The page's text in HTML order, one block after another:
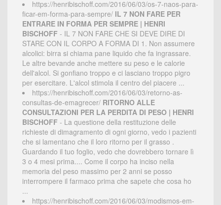
https://henribischoff.com/2016/06/03/os-7-naos-para-
ficar-em-forma-para-sempre/ IL 7 NON FARE PER
ENTRARE IN FORMA PER SEMPRE | HENRI
BISCHOFF - IL 7 NON FARE CHE SI DEVE DIRE DI
STARE CON IL CORPO A FORMA DI 1. Non assumere
alcolici: birra si chiama pane liquido che fa ingrassare.
Le altre bevande anche mettere su peso e le calorie
dell'alcol. Si gonfiano troppo e ci lasciano troppo pigro
per esercitare. L'alcol stimola il centro del piacere ...
https://henribischoff.com/2016/06/03/retorno-as-
consultas-de-emagrecer/ RITORNO ALLE
CONSULTAZIONI PER LA PERDITA DI PESO | HENRI
BISCHOFF - La questione della restituzione delle
richieste di dimagramento di ogni giorno, vedo i pazienti
che si lamentano che il loro ritorno per il grasso .
Guardando il tuo foglio, vedo che dovrebbero tornare lì
3 o 4 mesi prima.... Come il corpo ha inciso nella
memoria del peso massimo per 2 anni se posso
interrompere il farmaco prima che sapete che cosa ho
...
https://henribischoff.com/2016/06/03/modismos-em-